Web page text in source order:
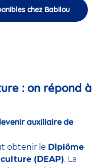
chez Babilou
: on répond à
auxiliaire de
obtenir le Diplôme
(DEAP). La